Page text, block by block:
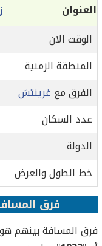
العنوان
الوقت الان
المنطقة الزمنية
الفرق مع غرينتش
عدد السكان
الدولة
خط الطول والعرض
فرق
فرق المسافة بينهم